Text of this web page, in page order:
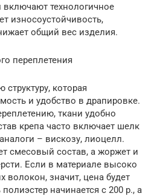
технологичное
износоустойчивость,
общий вес изделия.
переплетения
которая
и удобство в драпировке.
ткани удобно
крепа часто включает шелк
– вискозу, лиоцелл.
смесовый состав, а жоржет и
Если в материале высоко
волокон, значит, цена будет
начинается с 200 р., а